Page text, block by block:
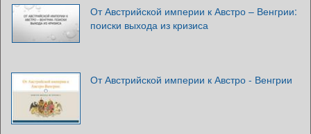
От Австрийской империи к Австро – Венгрии:
поиски выхода из кризиса
От Австрийской империи к Австро - Венгрии